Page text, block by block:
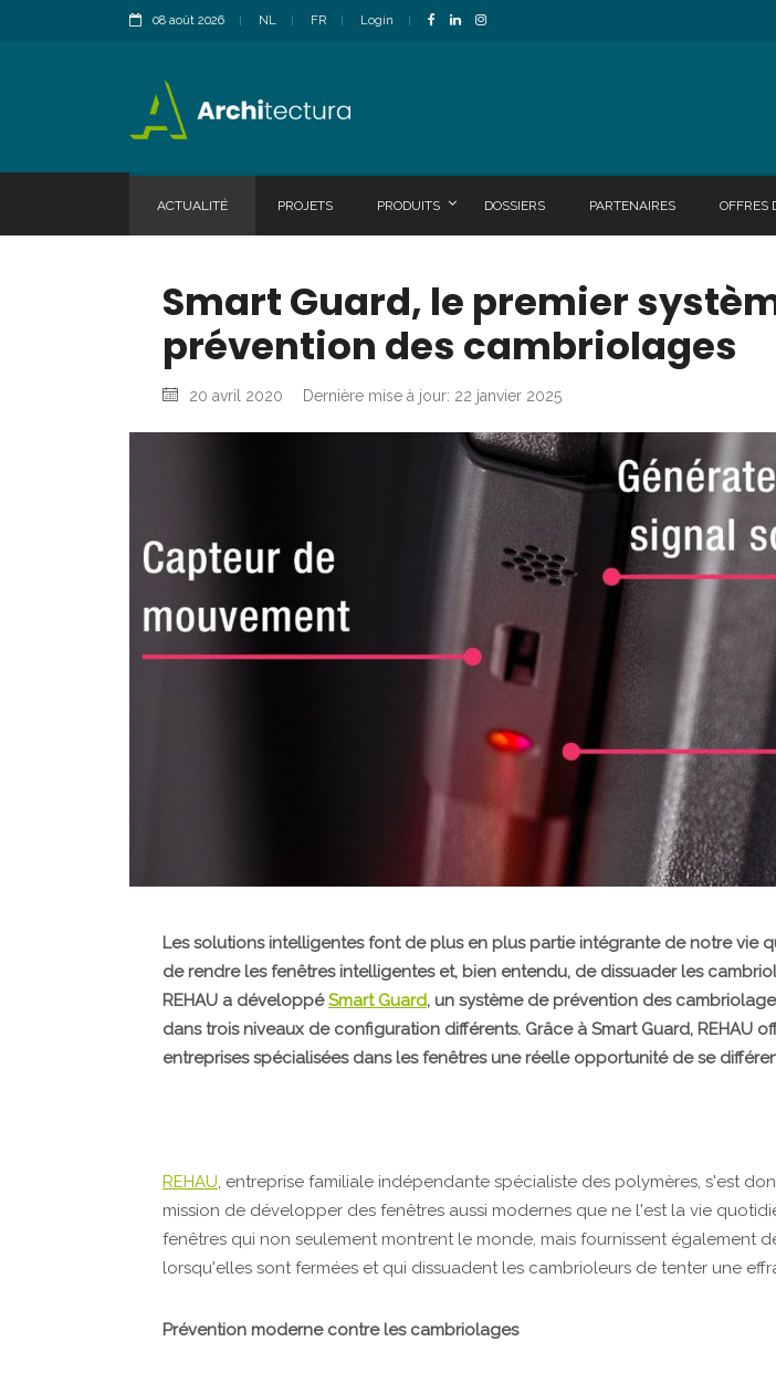
08 août 2026 NL FR Login
ACTUALITÉ PROJETS PRODUITS DOSSIERS PARTENAIRES OFFRES
Smart Guard, le premier
prévention des cambriolages
20 avril 2020 Dernière mise à jour: 22 janvier 2025
Les solutions intelligentes font de plus en plus partie intégrante de notre vie
de rendre les fenêtres intelligentes et, bien entendu, de dissuader les
REHAU a développéSmart Guard, un système de prévention des
dans trois niveaux de configuration différents. Grâce à Smart Guard, REHAU
entreprises spécialisées dans les fenêtres une réelle opportunité de se
REHAU, entreprise familiale indépendante spécialiste des polymères, s'est
mission de développer des fenêtres aussi modernes que ne l'est la vie
fenêtres qui non seulement montrent le monde, mais fournissent également
lorsqu'elles sont fermées et qui dissuadent les cambrioleurs de tenter une
Prévention moderne contre les cambriolages